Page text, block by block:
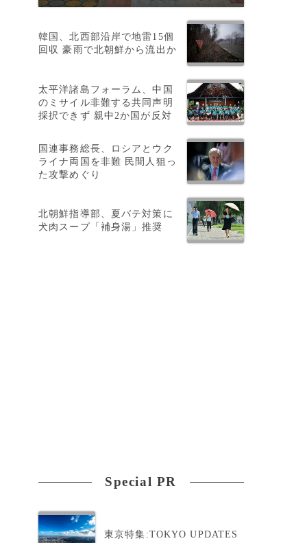
韓国、北西部沿岸で地雷15個
回収 豪雨で北朝鮮から流出か
太平洋諸島フォーラム、中国
のミサイル非難する共同声明
採択できず 親中2か国が反対
国連事務総長、ロシアとウク
ライナ両国を非難 民間人狙っ
た攻撃めぐり
北朝鮮指導部、夏バテ対策に
犬肉スープ「補身湯」推奨
Special PR
東京特集:TOKYO UPDATES